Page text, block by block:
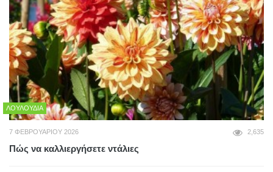
ΛΟΥΛΟΎΔΙΑ
7 ΦΕΒΡΟΥΑΡΊΟΥ 2026 2,635
Πώς να καλλιεργήσετε ντάλιες